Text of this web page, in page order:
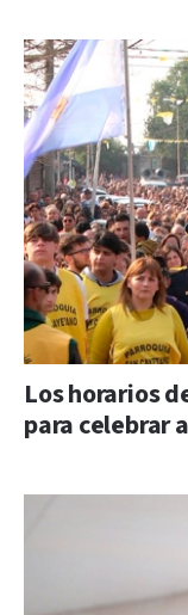
Los horarios
para celebrar